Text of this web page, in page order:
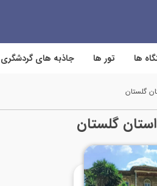
ها تور ها جاذبه های گردشگری
گلستان
گلستان